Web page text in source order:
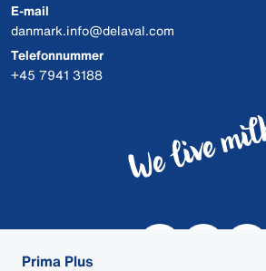
Prima Plus
E-mail
danmark.info@delaval.com
Telefonnummer
+45 7941 3188